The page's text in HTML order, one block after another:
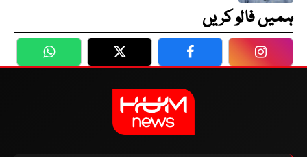
ہمیں فالو کریں
WhatsApp Twitter Facebook